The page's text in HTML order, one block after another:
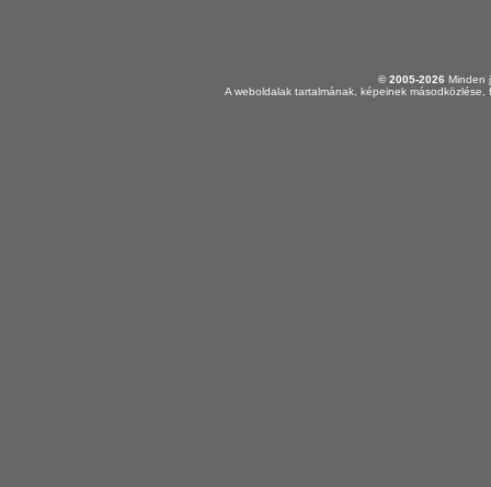
© 2005-2026 Minden
A weboldalak tartalmának, képeinek